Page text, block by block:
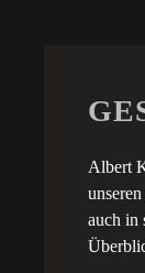
Albert
auch in